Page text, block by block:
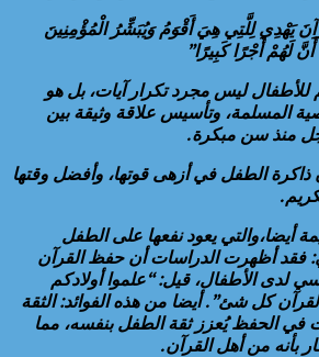
يَهْدِي لِلَّتِي هِيَ أَقْوَمُ وَيُبَشِّرُ الْمُؤْمِنِينَ
لَهُمْ أَجْرًا كَبِيرًا”
للأطفال ليس مجرد تكرار آيات، بل هو
المسلمة، وتأسيس علاقة وثيقة بين
منذ سن مبكرة.
الطفل في أزهى قوتها، وأفضل وقتها
أيضا،والتي يعود نفعها على الطفل
فقد أظهرت الدراسات أن حفظ القرآن
لدى الأطفال، قيل: “علموا أولادكم
كل شئ”. أيضا من هذه الفوائد: الثقة
في الحفظ يُعزز ثقة الطفل بنفسه، مما
بأنه من أهل القرآن.